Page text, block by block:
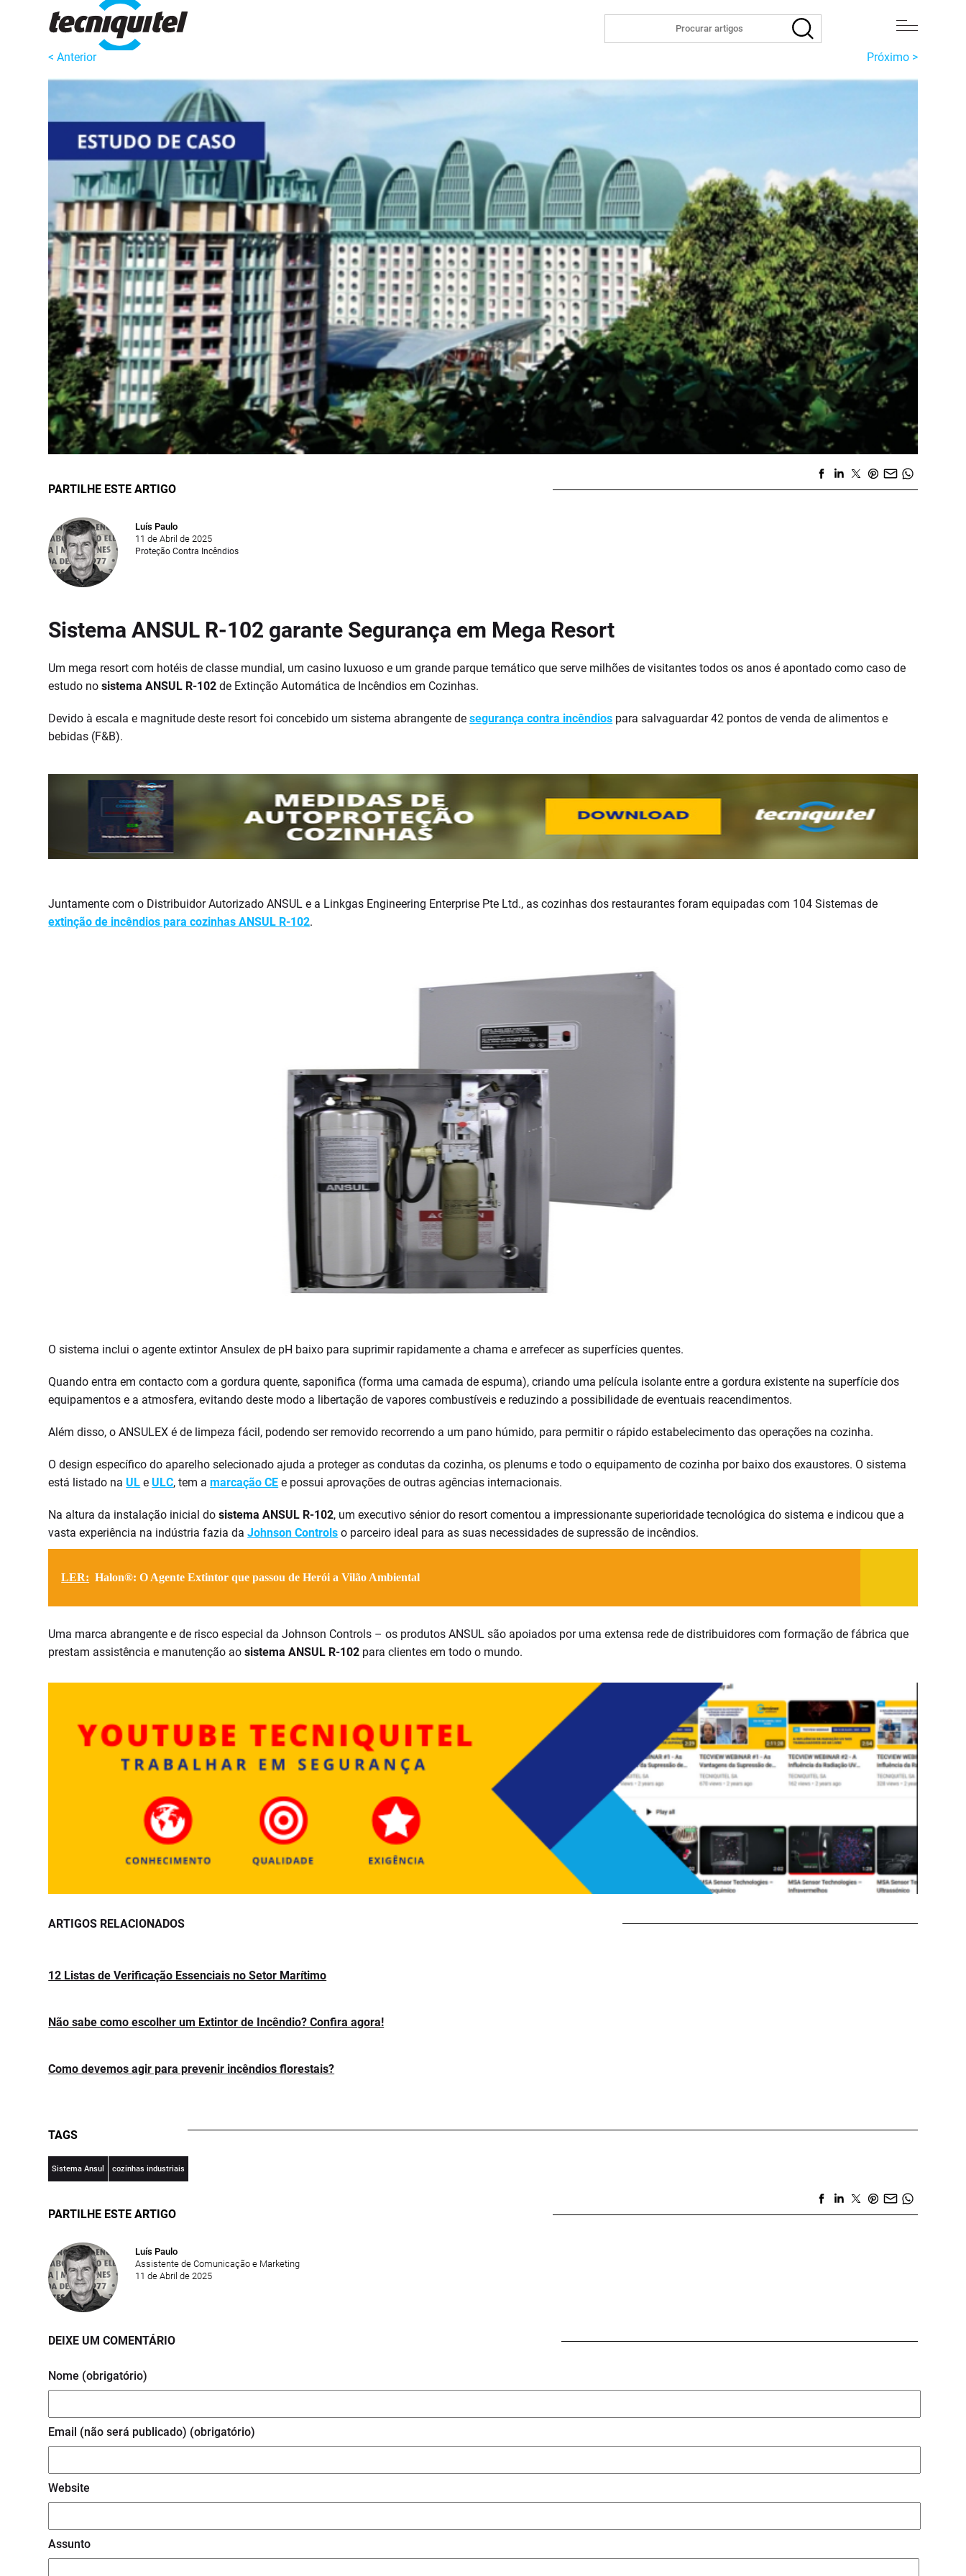
< Anterior Próximo >
PARTILHE ESTE ARTIGO
Luís Paulo
11 de Abril de 2025
Proteção Contra Incêndios
Sistema ANSUL R-102 garante Segurança em Mega Resort
Um mega resort com hotéis de classe mundial, um casino luxuoso e um grande parque temático que serve milhões de visitantes todos os anos é apontado como caso de
estudo nosistema ANSUL R-102 de Extinção Automática de Incêndios em Cozinhas.
Devido à escala e magnitude deste resort foi concebido um sistema abrangente desegurança contra incêndios para salvaguardar 42 pontos de venda de alimentos e
bebidas (F&B).
Juntamente com o Distribuidor Autorizado ANSUL e a Linkgas Engineering Enterprise Pte Ltd., as cozinhas dos restaurantes foram equipadas com 104 Sistemas de
extinção de incêndios para cozinhas ANSUL R-102.
O sistema inclui o agente extintor Ansulex de pH baixo para suprimir rapidamente a chama e arrefecer as superfícies quentes.
Quando entra em contacto com a gordura quente, saponifica (forma uma camada de espuma), criando uma película isolante entre a gordura existente na superfície dos
equipamentos e a atmosfera, evitando deste modo a libertação de vapores combustíveis e reduzindo a possibilidade de eventuais reacendimentos.
Além disso, o ANSULEX é de limpeza fácil, podendo ser removido recorrendo a um pano húmido, para permitir o rápido estabelecimento das operações na cozinha.
O design específico do aparelho selecionado ajuda a proteger as condutas da cozinha, os plenums e todo o equipamento de cozinha por baixo dos exaustores. O sistema
está listado naUL eULC, tem amarcação CE e possui aprovações de outras agências internacionais.
Na altura da instalação inicial dosistema ANSUL R-102, um executivo sénior do resort comentou a impressionante superioridade tecnológica do sistema e indicou que a
vasta experiência na indústria fazia daJohnson Controls o parceiro ideal para as suas necessidades de supressão de incêndios.
LER: Halon®: O Agente Extintor que passou de Herói a Vilão Ambiental
Uma marca abrangente e de risco especial da Johnson Controls – os produtos ANSUL são apoiados por uma extensa rede de distribuidores com formação de fábrica que
prestam assistência e manutenção aosistema ANSUL R-102 para clientes em todo o mundo.
ARTIGOS RELACIONADOS
12 Listas de Verificação Essenciais no Setor Marítimo
Não sabe como escolher um Extintor de Incêndio? Confira agora!
Como devemos agir para prevenir incêndios florestais?
TAGS
Sistema Ansul cozinhas industriais
PARTILHE ESTE ARTIGO
Luís Paulo
Assistente de Comunicação e Marketing
11 de Abril de 2025
DEIXE UM COMENTÁRIO
Nome (obrigatório)
Email (não será publicado) (obrigatório)
Website
Assunto